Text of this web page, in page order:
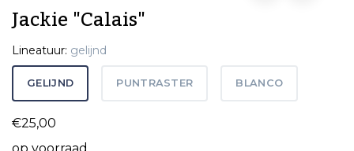
Jackie "Calais"
Lineatuur: gelijnd
GELIJND PUNTRASTER BLANCO
€25,00